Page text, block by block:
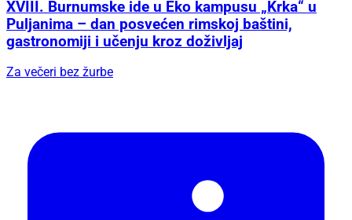
XVIII. Burnumske ide u Eko kampusu „Krka“ u
Puljanima – dan posvećen rimskoj baštini,
gastronomiji i učenju kroz doživljaj
Za večeri bez žurbe